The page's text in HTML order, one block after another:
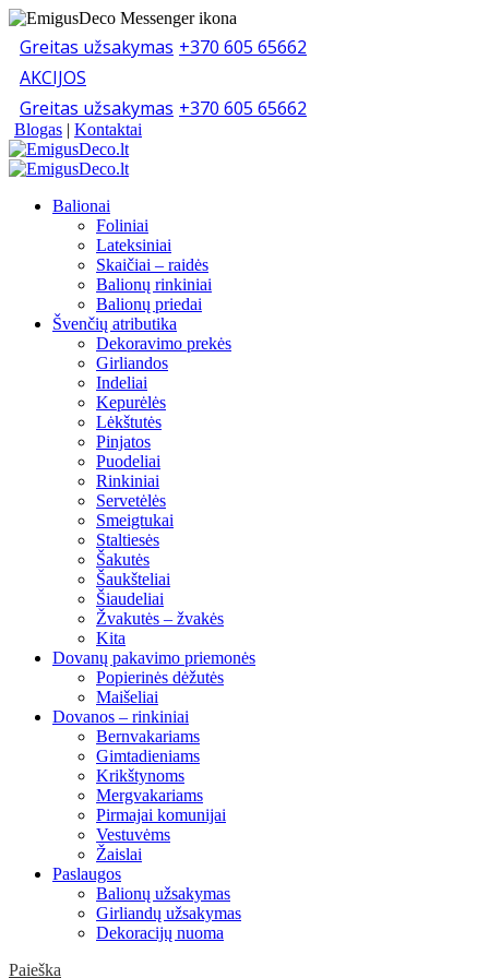
Greitas užsakymas +370 605 65662
AKCIJOS
Greitas užsakymas +370 605 65662
Blogas | Kontaktai
Balionai
Foliniai
Lateksiniai
Skaičiai – raidės
Balionų rinkiniai
Balionų priedai
Švenčių atributika
Dekoravimo prekės
Girliandos
Indeliai
Kepurėlės
Lėkštutės
Pinjatos
Puodeliai
Rinkiniai
Servetėlės
Smeigtukai
Staltiesės
Šakutės
Šaukšteliai
Šiaudeliai
Žvakutės – žvakės
Kita
Dovanų pakavimo priemonės
Popierinės dėžutės
Maišeliai
Dovanos – rinkiniai
Bernvakariams
Gimtadieniams
Krikštynoms
Mergvakariams
Pirmajai komunijai
Vestuvėms
Žaislai
Paslaugos
Balionų užsakymas
Girliandų užsakymas
Dekoracijų nuoma
Paieška